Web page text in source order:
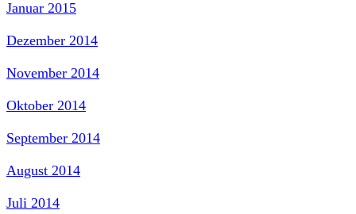
Januar 2015
Dezember 2014
November 2014
Oktober 2014
September 2014
August 2014
Juli 2014